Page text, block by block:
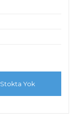
Stokta Yok